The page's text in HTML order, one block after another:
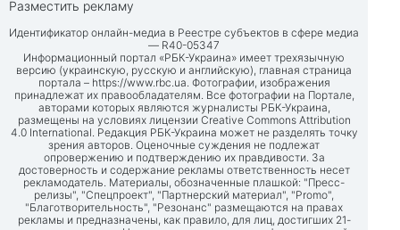
Разместить рекламу
Идентификатор онлайн-медиа в Реестре субъектов в сфере медиа
— R40-05347
Информационный портал «РБК-Украина» имеет трехязычную
версию (украинскую, русскую и английскую), главная страница
портала – https://www.rbc.ua. Фотографии, изображения
принадлежат их правообладателям. Все фотографии на Портале,
авторами которых являются журналисты РБК-Украина,
размещены на условиях лицензии Creative Commons Attribution
4.0 International. Редакция РБК-Украина может не разделять точку
зрения авторов. Оценочные суждения не подлежат
опровержению и подтверждению их правдивости. За
достоверность и содержание рекламы ответственность несет
рекламодатель. Материалы, обозначенные плашкой: "Пресс-
релизы", "Спецпроект", "Партнерский материал", "Promo",
"Благотворительность", "Резонанс" размещаются на правах
рекламы и предназначены, как правило, для лиц, достигших 21-